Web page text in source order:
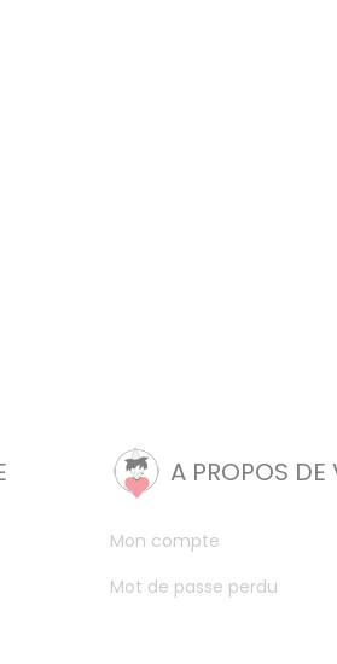
A PROPOS DE
Mon compte
Mot de passe perdu